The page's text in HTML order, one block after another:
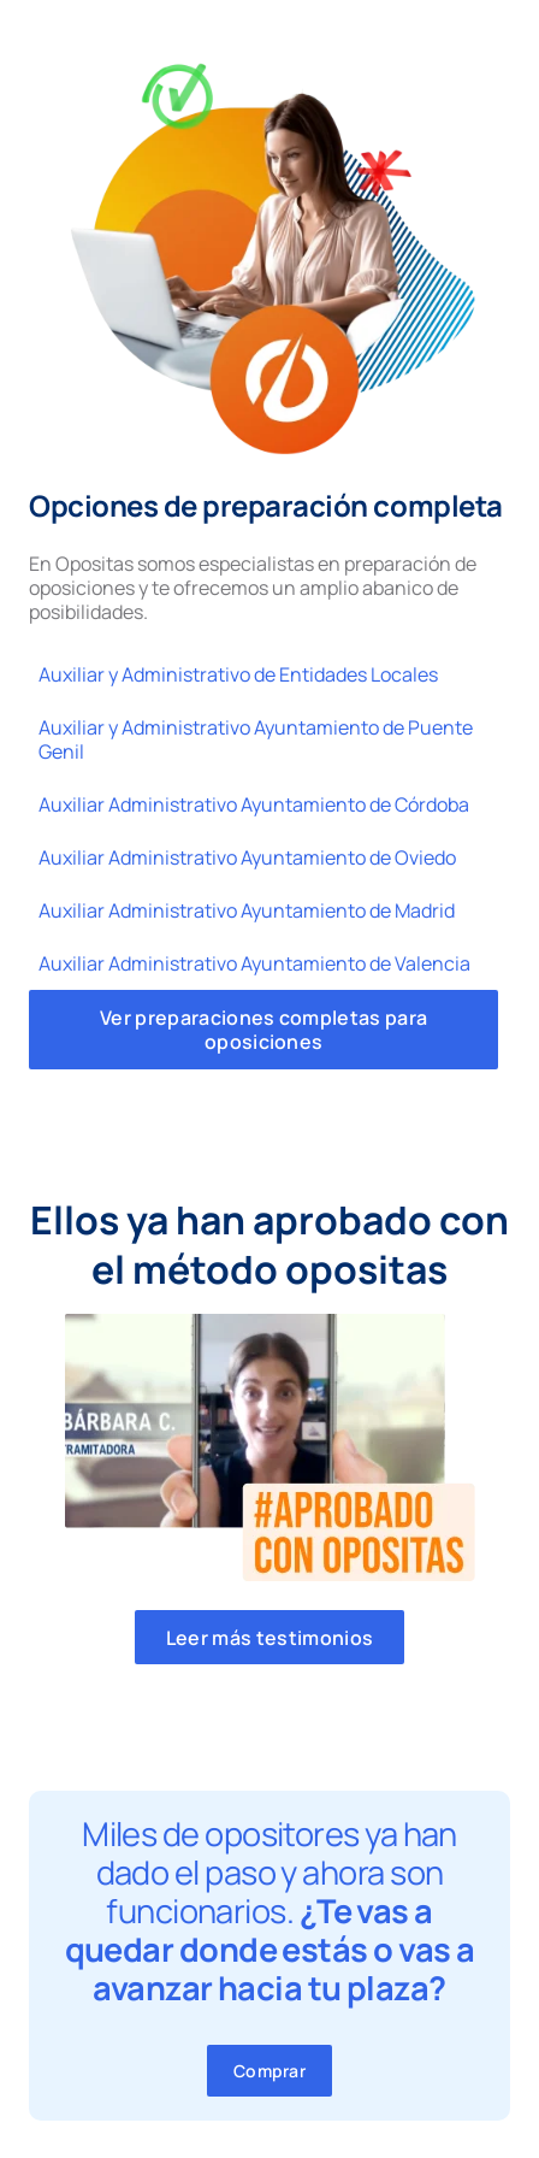
Opciones de preparación completa
En Opositas somos especialistas en preparación de
oposiciones y te ofrecemos un amplio abanico de
posibilidades.
Auxiliar y Administrativo de Entidades Locales
Auxiliar y Administrativo Ayuntamiento de Puente
Genil
Auxiliar Administrativo Ayuntamiento de Córdoba
Auxiliar Administrativo Ayuntamiento de Oviedo
Auxiliar Administrativo Ayuntamiento de Madrid
Auxiliar Administrativo Ayuntamiento de Valencia
Ver preparaciones completas para
oposiciones
Ellos ya han aprobado con
el método opositas
Leer más testimonios
Miles de opositores ya han
dado el paso y ahora son
funcionarios.¿Te vas a
quedar donde estás o vas a
avanzar hacia tu plaza?
Comprar